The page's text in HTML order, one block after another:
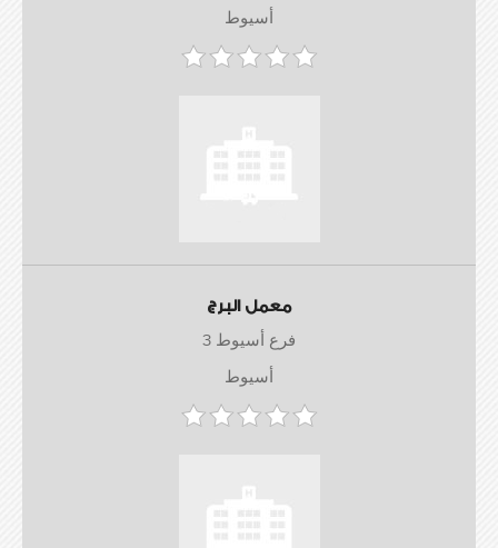
أسيوط
معمل البرج
فرع أسيوط 3
أسيوط